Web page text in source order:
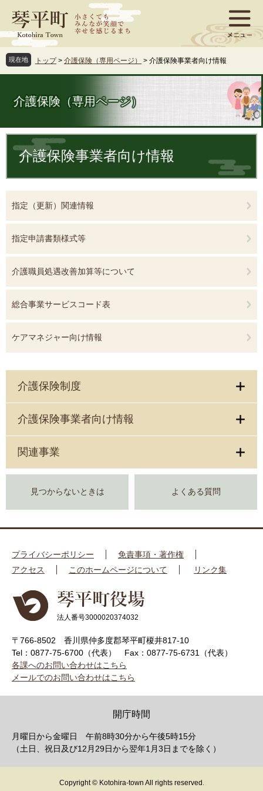
ジ
先
頭
ュ
を
飛
文
現在地 トップ > 介護保険（専用ページ） > 介護保険事業者向け情報
介護保険（専用ページ）
文 介護保険事業者向け情報
指定（更新）関連情報
指定申請書類様式等
介護職員処遇改善加算等について
総合事業サービスコード表
ケアマネジャー向け情報
介護保険制度
介護保険事業者向け情報
関連事業
見つからないときは よくある質問
プライバシーポリシー
免責事項・著作権
アクセス
このホームページについて リンク集
法人番号3000020374032
〒766-8502 香川県仲多度郡琴平町榎井817-10
Tel：0877-75-6700（代表）
Fax：0877-75-6731（代表）
各課へのお問い合わせはこちら
メールでのお問い合わせはこちら
開庁時間
月曜日から金曜日 午前8時30分から午後5時15分
（土日、祝日及び12月29日から翌年1月3日までを除く）
Copyright © Kotohira-town All rights reserved.